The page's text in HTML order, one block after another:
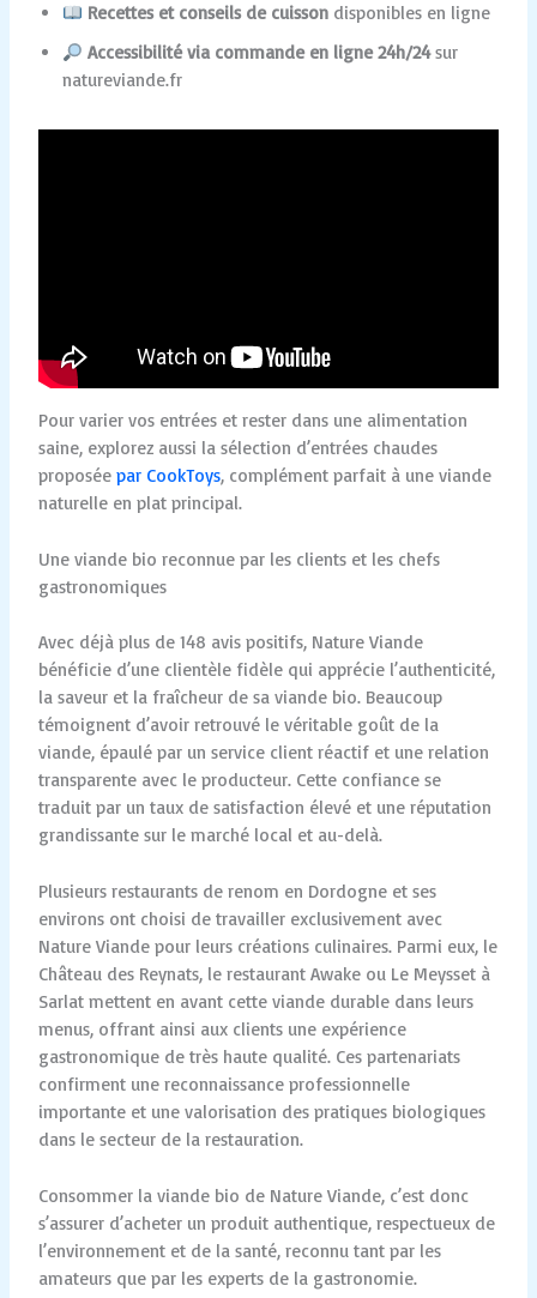
Recettes et conseils de cuisson disponibles en ligne
Accessibilité via commande en ligne 24h/24sur
natureviande.fr
Pour varier vos entrées et rester dans une alimentation
saine, explorez aussi la sélection d’entrées chaudes
proposéepar CookToys, complément parfait à une viande
naturelle en plat principal.
Une viande bio reconnue par les clients et les chefs
gastronomiques
Avec déjà plus de 148 avis positifs, Nature Viande
bénéficie d’une clientèle fidèle qui apprécie l’authenticité,
la saveur et la fraîcheur de sa viande bio. Beaucoup
témoignent d’avoir retrouvé le véritable goût de la
viande, épaulé par un service client réactif et une relation
transparente avec le producteur. Cette confiance se
traduit par un taux de satisfaction élevé et une réputation
grandissante sur le marché local et au-delà.
Plusieurs restaurants de renom en Dordogne et ses
environs ont choisi de travailler exclusivement avec
Nature Viande pour leurs créations culinaires. Parmi eux, le
Château des Reynats, le restaurant Awake ou Le Meysset à
Sarlat mettent en avant cette viande durable dans leurs
menus, offrant ainsi aux clients une expérience
gastronomique de très haute qualité. Ces partenariats
confirment une reconnaissance professionnelle
importante et une valorisation des pratiques biologiques
dans le secteur de la restauration.
Consommer la viande bio de Nature Viande, c’est donc
s’assurer d’acheter un produit authentique, respectueux de
l’environnement et de la santé, reconnu tant par les
amateurs que par les experts de la gastronomie.